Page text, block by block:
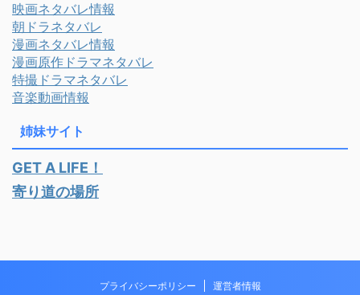
映画ネタバレ情報
朝ドラネタバレ
漫画ネタバレ情報
漫画原作ドラマネタバレ
特撮ドラマネタバレ
音楽動画情報
姉妹サイト
GET A LIFE！
寄り道の場所
プライバシーポリシー 運営者情報